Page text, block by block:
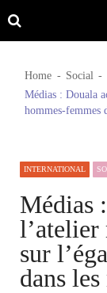
Skip
to
Skip
to
Home Social
Médias : Douala
hommes-femmes
INTERNATIONAL
Médias
l’atelier
sur
dans